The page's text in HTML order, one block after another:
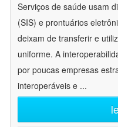
Serviços de saúde usam
(SIS) e prontuários
deixam de transferir e
uniforme. A
por poucas empresas
interoperáveis e ...